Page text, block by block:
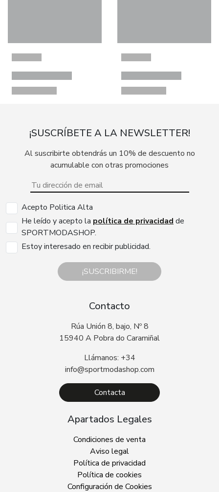
¡SUSCRÍBETE A LA NEWSLETTER!
Al suscribirte obtendrás un 10% de descuento no
acumulable con otras promociones
Acepto Politica Alta
He leído y acepto la política de privacidad de
SPORTMODASHOP.
Estoy interesado en recibir publicidad.
¡SUSCRIBIRME!
Contacto
Rúa Unión 8, bajo, Nº 8
15940 A Pobra do Caramiñal
Llámanos: +34
info@sportmodashop.com
Contacta
Apartados Legales
Condiciones de venta
Aviso legal
Política de privacidad
Política de cookies
Configuración de Cookies